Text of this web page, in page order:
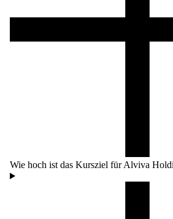
Wie hoch ist das Kursziel für Alviva